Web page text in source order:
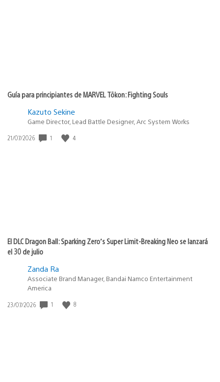
Guía para principiantes de MARVEL Tōkon: Fighting Souls
Kazuto Sekine
Game Director, Lead Battle Designer, Arc System Works
Fecha
21/07/2026 1 4
El DLC Dragon Ball: Sparking Zero’s Super Limit-Breaking Neo se lanzará
el 30 de julio
Zanda Ra
Associate Brand Manager, Bandai Namco Entertainment
America
Fecha
23/07/2026 1 8